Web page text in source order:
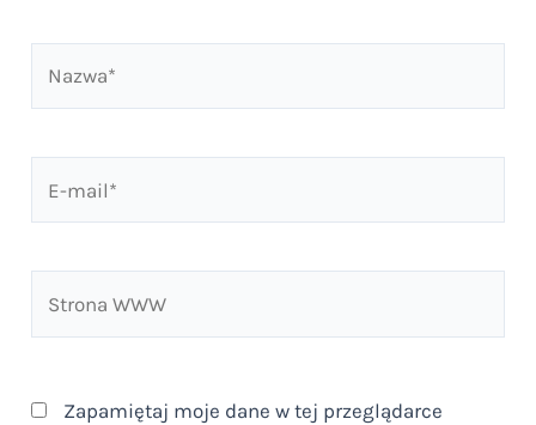
mail*
WWW
Zapamiętaj moje dane w tej przeglądarce